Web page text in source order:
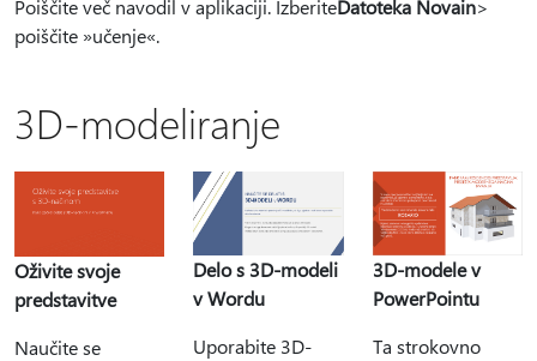
Poiščite več navodil v aplikaciji. IzberiteDatoteka Novain>
poiščite »učenje«.
3D-modeliranje
Oživite svoje
predstavitve
Naučite se
Delo s 3D-modeli
v Wordu
Uporabite 3D-
3D-modele v
PowerPointu
Ta strokovno